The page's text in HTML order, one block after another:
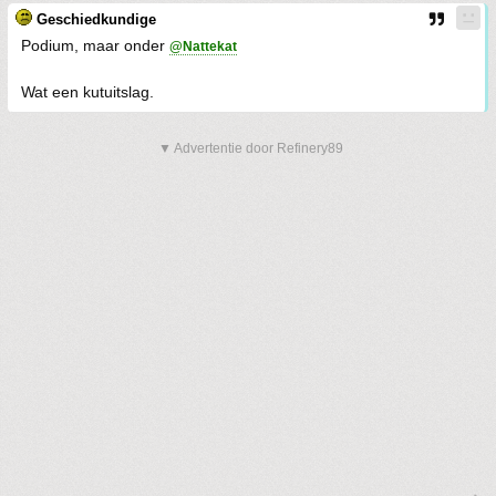
Geschiedkundige
Podium, maar onder @Nattekat
Wat een kutuitslag.
▼ Advertentie door Refinery89